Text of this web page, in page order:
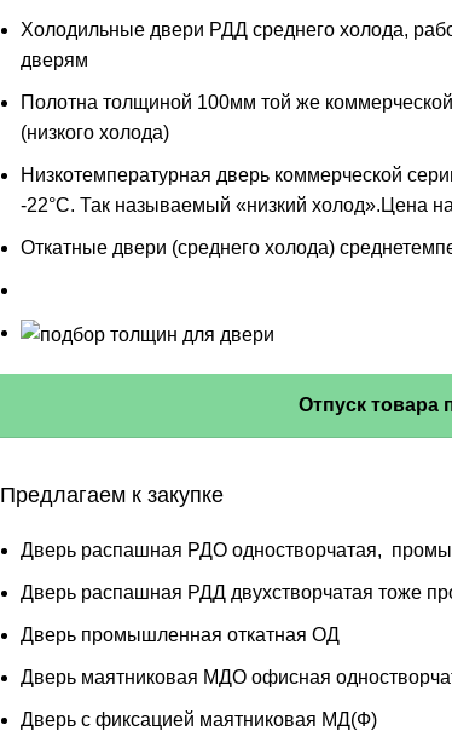
Холодильные двери РДД среднего холода,
дверям
Полотна толщиной 100мм той же
(низкого холода)
Низкотемпературная дверь коммерческой
-22°С. Так называемый «низкий холод».Цена
Откатные двери (среднего холода)
Отпуск товара
Предлагаем к закупке
Дверь распашная РДО одностворчатая,
Дверь распашная РДД двухстворчатая тоже
Дверь промышленная откатная ОД
Дверь маятниковая МДО офисная
Дверь с фиксацией маятниковая МД(Ф)